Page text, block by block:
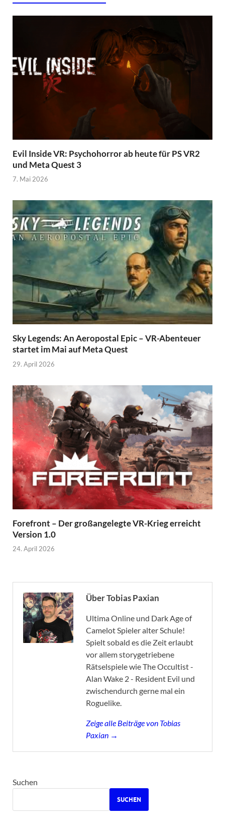
Evil Inside VR: Psychohorror ab heute für PS VR2
und Meta Quest 3
7. Mai 2026
Sky Legends: An Aeropostal Epic – VR-Abenteuer
startet im Mai auf Meta Quest
29. April 2026
Forefront – Der großangelegte VR-Krieg erreicht
Version 1.0
24. April 2026
Über Tobias Paxian
Ultima Online und Dark Age of
Camelot Spieler alter Schule!
Spielt sobald es die Zeit erlaubt
vor allem storygetriebene
Rätselspiele wie The Occultist -
Alan Wake 2 - Resident Evil und
zwischendurch gerne mal ein
Roguelike.
Zeige alle Beiträge von Tobias
Paxian →
Suchen
SUCHEN